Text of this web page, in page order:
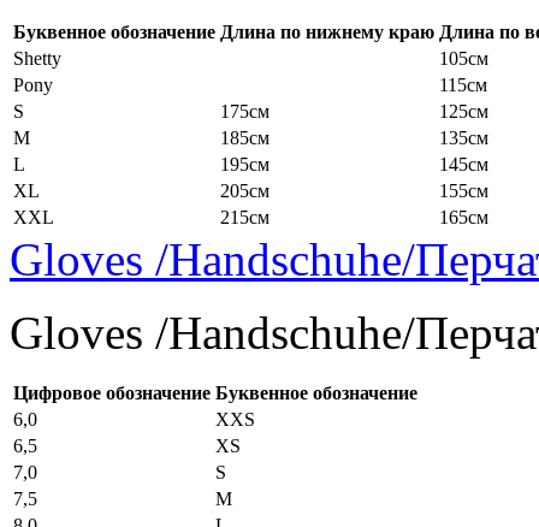
Буквенное обозначение Длина по нижнему краю Длина по
Shetty
105см
Pony
115см
S
175см
125см
M
185см
135см
L
195см
145см
XL
205см
155см
XXL
215см 165см
Gloves /Handschuhe/
Gloves /Handschuhe/
Цифровое обозначение Буквенное обозначение
6,0
XXS
6,5
XS
7,0
S
7,5
M